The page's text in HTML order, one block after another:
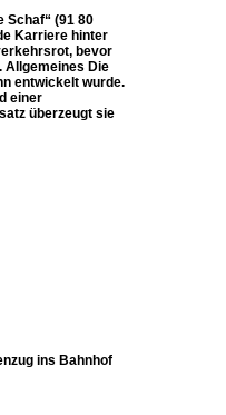
Schaf“ (91 80
Karriere hinter
bevor
Allgemeines Die
entwickelt wurde.
einer
überzeugt sie
ins Bahnhof